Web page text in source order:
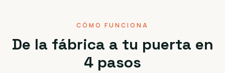
CÓMO FUNCIONA
De la fábrica a tu puerta en
4 pasos